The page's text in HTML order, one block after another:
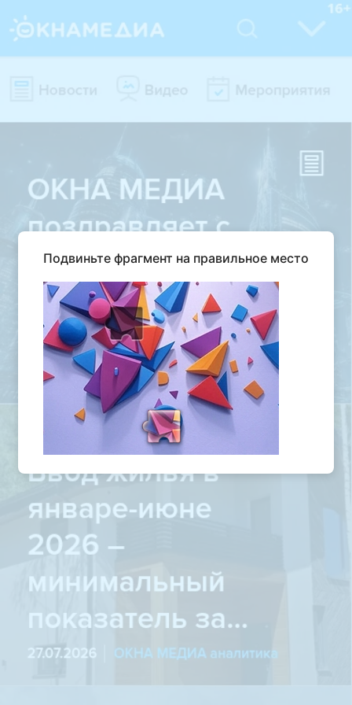
Подвиньте фрагмент на правильное место